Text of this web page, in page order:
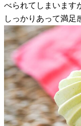
べられてしまいます
しっかりあって満足